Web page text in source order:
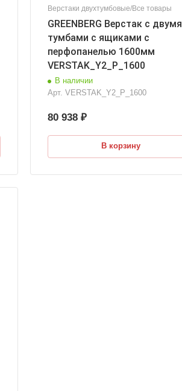
Верстаки двухтумбовые/Все товары
GREENBERG Верстак с двумя
тумбами с ящиками с
перфопанелью 1600мм
VERSTAK_Y2_P_1600
В наличии
Арт. VERSTAK_Y2_P_1600
80 938 ₽
В корзину